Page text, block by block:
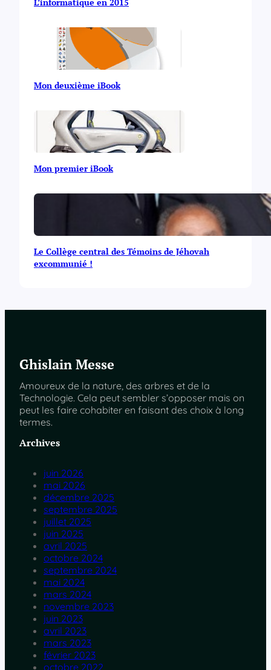
Mon deuxième iBook
Mon premier iBook
Le Collège central des Témoins de Jéhovah
excommunié !
Ghislain Messe
Amoureux de la nature, des arbres et de la
Technologie. Cela peut sembler s’opposer mais on
peut les faire cohabiter en faisant des choix à long
termes.
Archives
juin 2026
mai 2026
décembre 2025
septembre 2025
juillet 2025
juin 2025
avril 2025
octobre 2024
septembre 2024
mai 2024
mars 2024
novembre 2023
juin 2023
avril 2023
mars 2023
février 2023
octobre 2022